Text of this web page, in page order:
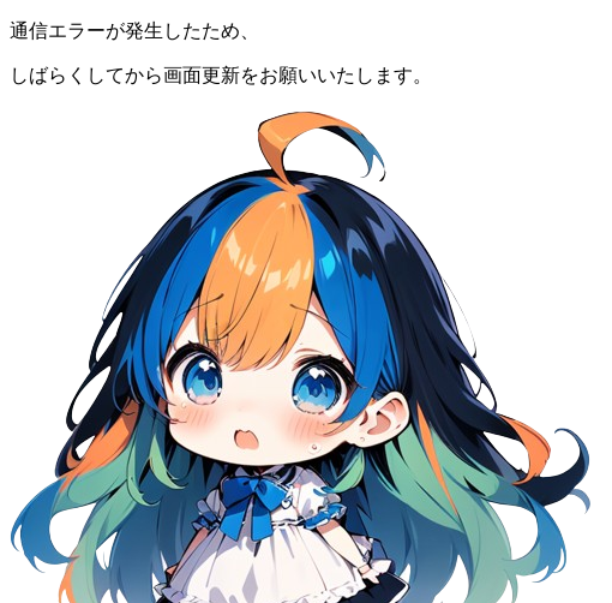
通信エラーが発生したため、
しばらくしてから画面更新をお願いいたします。